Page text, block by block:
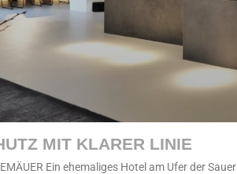
MIT KLARER LINIE
Ein ehemaliges Hotel am Ufer der